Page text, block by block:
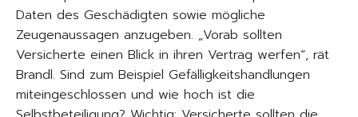
Daten des Geschädigten sowie mögliche
Zeugenaussagen anzugeben. „Vorab sollten
Versicherte einen Blick in ihren Vertrag werfen“, rät
Brandl. Sind zum Beispiel Gefälligkeitshandlungen
miteingeschlossen und wie hoch ist die